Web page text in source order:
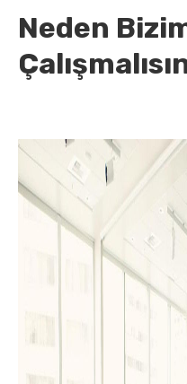
Neden